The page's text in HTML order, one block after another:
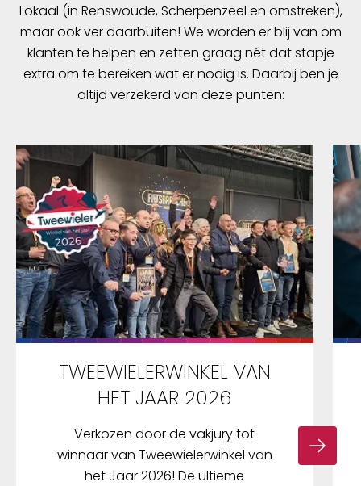
Lokaal (in Renswoude, Scherpenzeel en omstreken),
maar ook ver daarbuiten! We worden er blij van om
klanten te helpen en zetten graag nét dat stapje
extra om te bereiken wat er nodig is. Daarbij ben je
altijd verzekerd van deze punten:
TWEEWIELERWINKEL VAN
HET JAAR 2026
Verkozen door de vakjury tot
winnaar van Tweewielerwinkel van
het Jaar 2026! De ultieme